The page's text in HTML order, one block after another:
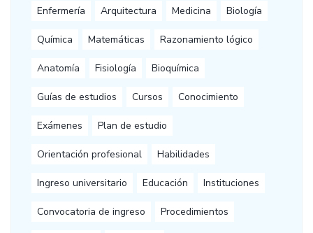
Enfermería Arquitectura Medicina Biología
Química Matemáticas Razonamiento lógico
Anatomía Fisiología Bioquímica
Guías de estudios Cursos Conocimiento
Exámenes Plan de estudio
Orientación profesional Habilidades
Ingreso universitario Educación Instituciones
Convocatoria de ingreso Procedimientos